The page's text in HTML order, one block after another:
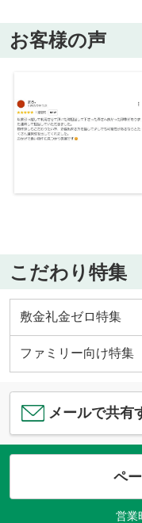
お客様の声
こだわり特集
敷金礼金ゼロ特集
ファミリー向け特集
メールで共有
ペ
営業